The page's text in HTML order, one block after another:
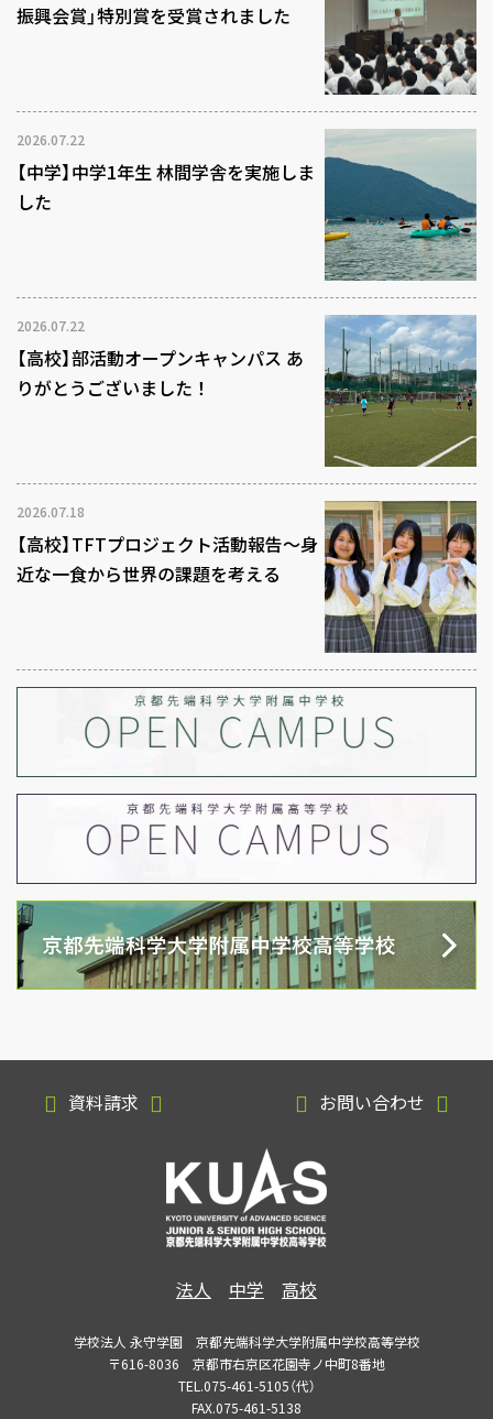
振興会賞」特別賞を受賞されました
2026.07.22
【中学】中学1年生 林間学舎を実施しま
した
2026.07.22
【高校】部活動オープンキャンパス あ
りがとうございました！
2026.07.18
【高校】TFTプロジェクト活動報告～身
近な一食から世界の課題を考える
資料請求 お問い合わせ
法人 中学 高校
学校法人 永守学園 京都先端科学大学附属中学校高等学校
〒616-8036 京都市右京区花園寺ノ中町8番地
TEL.075-461-5105（代）
FAX.075-461-5138